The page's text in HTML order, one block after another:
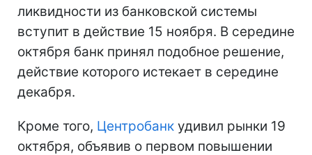
ликвидности из банковской системы
вступит в действие 15 ноября. В середине
октября банк принял подобное решение,
действие которого истекает в середине
декабря.
Кроме того, Центробанк удивил рынки 19
октября, объявив о первом повышении